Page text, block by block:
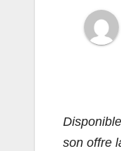
son offre